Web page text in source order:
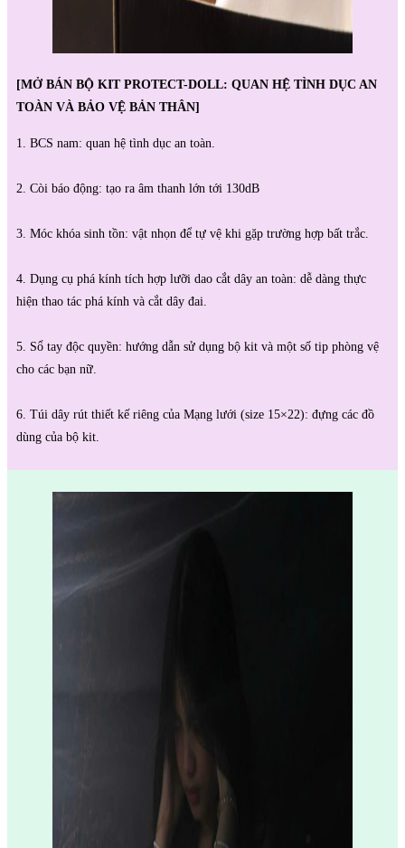
[MỞ BÁN BỘ KIT PROTECT-DOLL: QUAN HỆ TÌNH DỤC AN
TOÀN VÀ BẢO VỆ BẢN THÂN]
1. BCS nam: quan hệ tình dục an toàn.
2. Còi báo động: tạo ra âm thanh lớn tới 130dB
3. Móc khóa sinh tồn: vật nhọn để tự vệ khi gặp trường hợp bất trắc.
4. Dụng cụ phá kính tích hợp lưỡi dao cắt dây an toàn: dễ dàng thực
hiện thao tác phá kính và cắt dây đai.
5. Sổ tay độc quyền: hướng dẫn sử dụng bộ kit và một số tip phòng vệ
cho các bạn nữ.
6. Túi dây rút thiết kế riêng của Mạng lưới (size 15×22): đựng các đồ
dùng của bộ kit.